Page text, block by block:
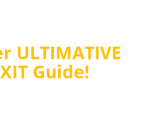
ULTIMATIVE
Guide!